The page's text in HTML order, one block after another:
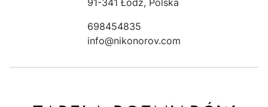
91-341 Łódź, Polska
698454835
info@nikonorov.com